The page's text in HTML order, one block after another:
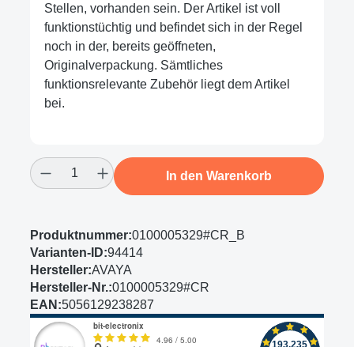
Stellen, vorhanden sein. Der Artikel ist voll
funktionstüchtig und befindet sich in der Regel
noch in der, bereits geöffneten,
Originalverpackung. Sämtliches
funktionsrelevante Zubehör liegt dem Artikel
bei.
Produkt Anzahl: Gib den gewünschten
In den Warenkorb
Produktnummer:0100005329#CR_B
Varianten-ID:94414
Hersteller:AVAYA
Hersteller-Nr.:0100005329#CR
EAN:5056129238287